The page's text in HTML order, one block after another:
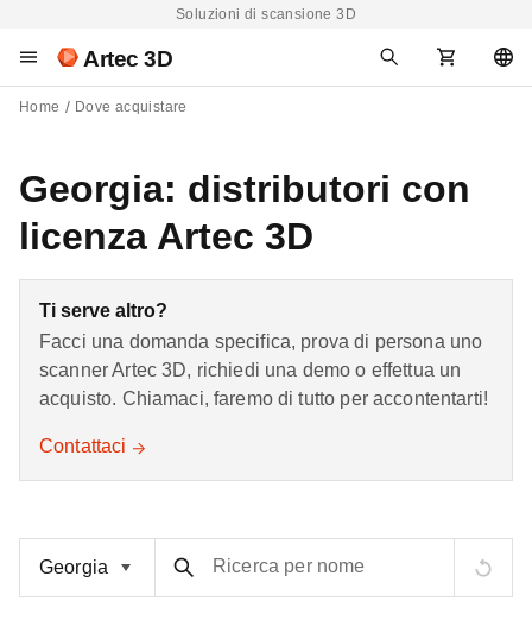
Soluzioni di scansione 3D
Artec 3D
Home Dove acquistare
Georgia: distributori con
licenza Artec 3D
Ti serve altro?
Facci una domanda specifica, prova di persona uno
scanner Artec 3D, richiedi una demo o effettua un
acquisto. Chiamaci, faremo di tutto per accontentarti!
Contattaci
Ricerca per nome